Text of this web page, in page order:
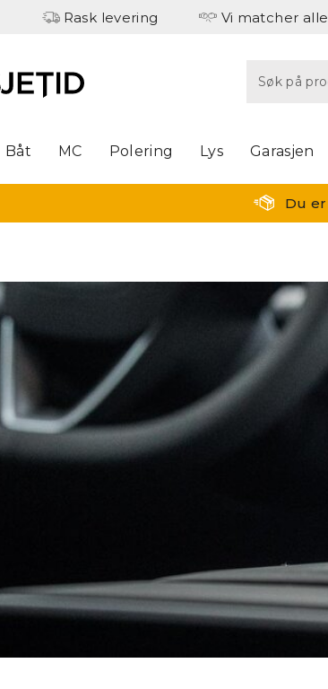
Rask levering Vi matcher alle
Båt MC Polering Lys Garasjen
Du er